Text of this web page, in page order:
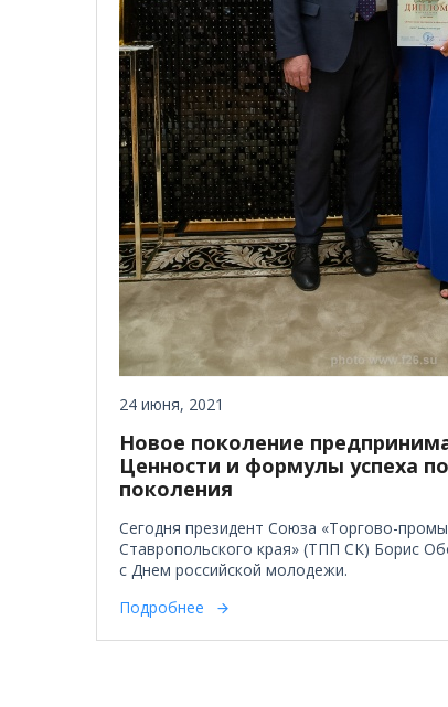
24 июня, 2021
Новое поколение
Ценности и формулы успеха
поколения
Сегодня президент Союза «Торгово-
Ставропольского края» (ТПП СК) Борис
с Днем российской молодежи.
Подробнее